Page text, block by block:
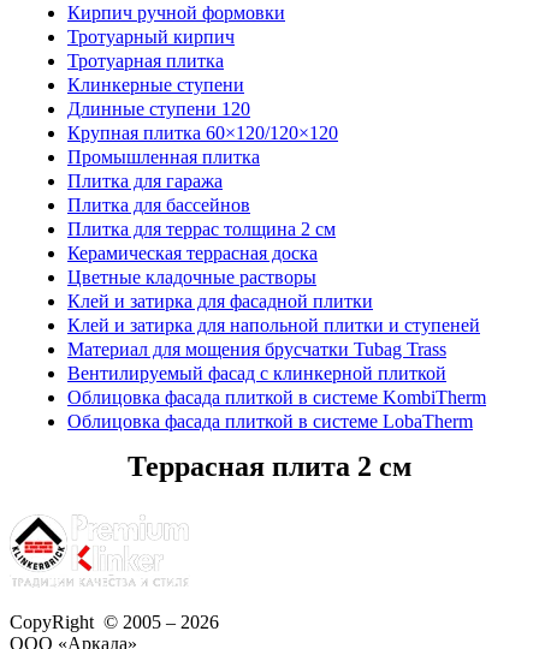
Кирпич ручной формовки
Тротуарный кирпич
Тротуарная плитка
Клинкерные ступени
Длинные ступени 120
Крупная плитка 60×120/120×120
Промышленная плитка
Плитка для гаража
Плитка для бассейнов
Плитка для террас толщина 2 см
Керамическая террасная доска
Цветные кладочные растворы
Клей и затирка для фасадной плитки
Клей и затирка для напольной плитки и ступеней
Материал для мощения брусчатки Tubag Trass
Вентилируемый фасад с клинкерной плиткой
Облицовка фасада плиткой в системе KombiTherm
Облицовка фасада плиткой в системе LobaTherm
Террасная плита 2 см
CopyRight © 2005 – 2026
ООО «Аркада»